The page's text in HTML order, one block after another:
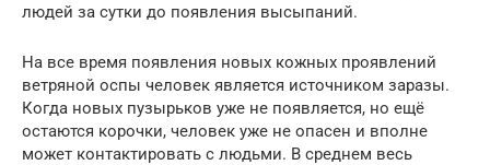
людей за сутки до появления высыпаний.
На все время появления новых кожных проявлений
ветряной оспы человек является источником заразы.
Когда новых пузырьков уже не появляется, но ещё
остаются корочки, человек уже не опасен и вполне
может контактировать с людьми. В среднем весь